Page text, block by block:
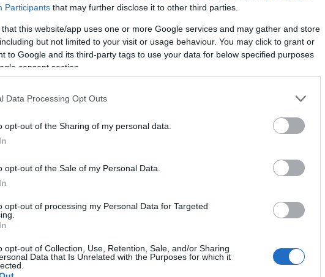
Participants that may further disclose it to other third parties.
that this website/app uses one or more Google services and may gather and store
but not limited to your visit or usage behaviour. You may click to grant or
to Google and its third-party tags to use your data for below specified purposes
consent section.
Data Processing Opt Outs
opt-out of the Sharing of my personal data.
opt-out of the Sale of my Personal Data.
opt-out of processing my Personal Data for Targeted
opt-out of Collection, Use, Retention, Sale, and/or Sharing
Data that Is Unrelated with the Purposes for which it
άνδρες πραγματοποίησαν κατ’ ιδίαν
της οργάνωσης, Κεμάλ Εργκούν,
τους, σε μια επαφή όπου κομβικό
του δικτύου, Σερίφ Ασλάν.
Κλήρωση
Αυτοί είναι οι
κερδίζουν
ΔΙΕΘΝΗ
06/08/26 -
Fars: Το
αμερικανικών
από το Ορμούζ
06/08/26 -
Πυρκαγιές:
Ακατάλληλα
ΔΙΕΘΝΗ
Γερμανία:
από